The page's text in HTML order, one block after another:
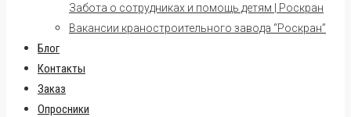
Забота о сотрудниках и помощь детям | Роскран
Вакансии краностроительного завода “Роскран”
Блог
Контакты
Заказ
Опросники